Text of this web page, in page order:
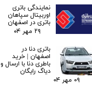
نمایندگی باتری
اوربیتال سپاهان
باتری در اصفهان
۲۹ مهر ۰۴
باتری دنا در
اصفهان | خرید
باطری دنا با ارسال و
دیاگ رایگان
۰۹ مهر ۰۴